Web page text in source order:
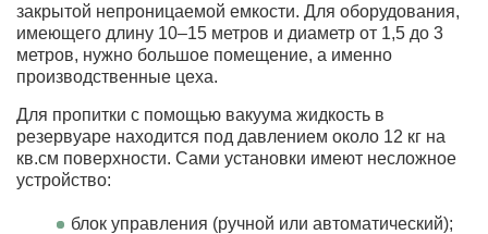
закрытой непроницаемой емкости. Для оборудования,
имеющего длину 10–15 метров и диаметр от 1,5 до 3
метров, нужно большое помещение, а именно
производственные цеха.
Для пропитки с помощью вакуума жидкость в
резервуаре находится под давлением около 12 кг на
кв.см поверхности. Сами установки имеют несложное
устройство:
блок управления (ручной или автоматический);